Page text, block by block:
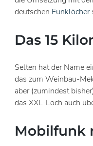
deutschen Funklöcher
Das 15
Selten hat der Name
das zum Weinbau-
aber (zumindest
das XXL-Loch auch
Mobilfunk